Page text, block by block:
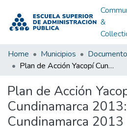
&
Home Municipios
Plan de Acción Yacopí Cundinamarca 2013: PA Yacopí Cundinamarca 2013
Plan de Acción
Cundinamarca
Cundinamarca 2013